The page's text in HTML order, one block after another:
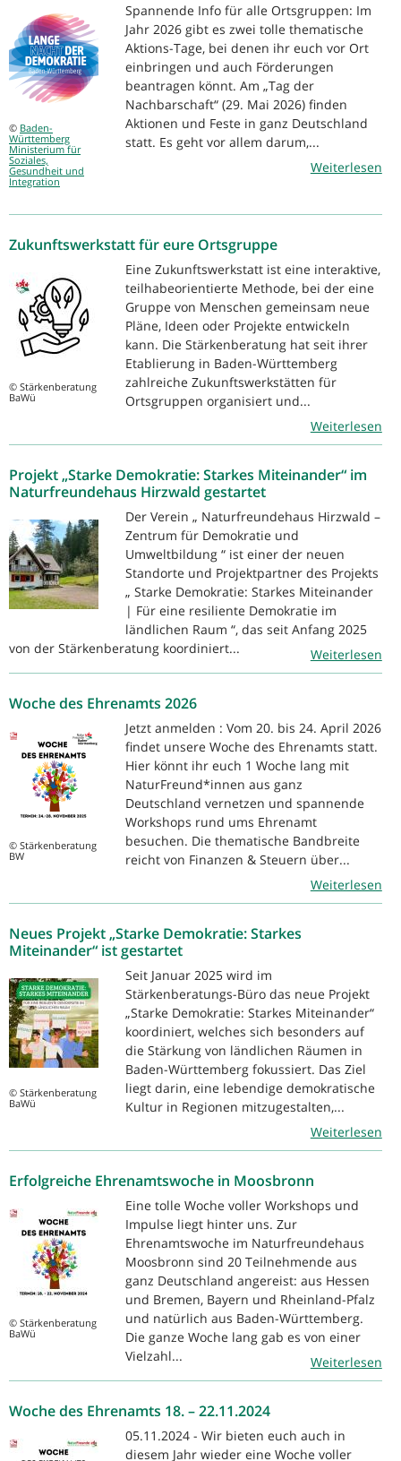
© Baden-
Württemberg
Ministerium für
Soziales,
Gesundheit und
Integration
Spannende Info für alle Ortsgruppen: Im
Jahr 2026 gibt es zwei tolle thematische
Aktions-Tage, bei denen ihr euch vor Ort
einbringen und auch Förderungen
beantragen könnt. Am „Tag der
Nachbarschaft“ (29. Mai 2026) finden
Aktionen und Feste in ganz Deutschland
statt. Es geht vor allem darum,...
Weiterlesen
Zukunftswerkstatt für eure Ortsgruppe
© Stärkenberatung
BaWü
Eine Zukunftswerkstatt ist eine interaktive,
teilhabeorientierte Methode, bei der eine
Gruppe von Menschen gemeinsam neue
Pläne, Ideen oder Projekte entwickeln
kann. Die Stärkenberatung hat seit ihrer
Etablierung in Baden-Württemberg
zahlreiche Zukunftswerkstätten für
Ortsgruppen organisiert und...
Weiterlesen
Projekt „Starke Demokratie: Starkes Miteinander“ im
Naturfreundehaus Hirzwald gestartet
Der Verein „ Naturfreundehaus Hirzwald –
Zentrum für Demokratie und
Umweltbildung “ ist einer der neuen
Standorte und Projektpartner des Projekts
„ Starke Demokratie: Starkes Miteinander
| Für eine resiliente Demokratie im
ländlichen Raum “, das seit Anfang 2025
von der Stärkenberatung koordiniert...
Weiterlesen
Woche des Ehrenamts 2026
© Stärkenberatung
BW
Jetzt anmelden : Vom 20. bis 24. April 2026
findet unsere Woche des Ehrenamts statt.
Hier könnt ihr euch 1 Woche lang mit
NaturFreund*innen aus ganz
Deutschland vernetzen und spannende
Workshops rund ums Ehrenamt
besuchen. Die thematische Bandbreite
reicht von Finanzen & Steuern über...
Weiterlesen
Neues Projekt „Starke Demokratie: Starkes
Miteinander“ ist gestartet
© Stärkenberatung
BaWü
Seit Januar 2025 wird im
Stärkenberatungs-Büro das neue Projekt
„Starke Demokratie: Starkes Miteinander“
koordiniert, welches sich besonders auf
die Stärkung von ländlichen Räumen in
Baden-Württemberg fokussiert. Das Ziel
liegt darin, eine lebendige demokratische
Kultur in Regionen mitzugestalten,...
Weiterlesen
Erfolgreiche Ehrenamtswoche in Moosbronn
© Stärkenberatung
BaWü
Eine tolle Woche voller Workshops und
Impulse liegt hinter uns. Zur
Ehrenamtswoche im Naturfreundehaus
Moosbronn sind 20 Teilnehmende aus
ganz Deutschland angereist: aus Hessen
und Bremen, Bayern und Rheinland-Pfalz
und natürlich aus Baden-Württemberg.
Die ganze Woche lang gab es von einer
Vielzahl...
Weiterlesen
Woche des Ehrenamts 18. – 22.11.2024
05.11.2024 - Wir bieten euch auch in
diesem Jahr wieder eine Woche voller